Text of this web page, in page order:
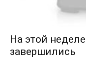
На этой
завершились